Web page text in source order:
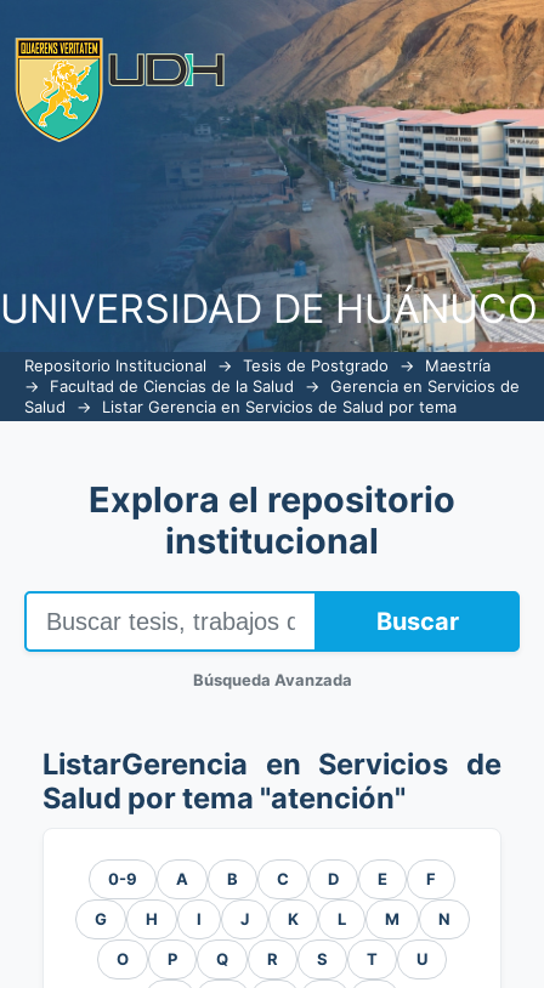
UNIVERSIDAD DE HUÁNUCO
ListarGerencia en Servicios de Salud
Repositorio Institucional → Tesis de Postgrado →
Maestría
→
Facultad de Ciencias de la Salud →
Gerencia en Servicios de
Salud
→ Listar Gerencia en Servicios de Salud por tema
Explora el repositorio
institucional
Buscar
Búsqueda Avanzada
ListarGerencia en Servicios de
Salud por tema "atención"
0-9 A B C D E F
G H I J K L M N
O P Q R S T U